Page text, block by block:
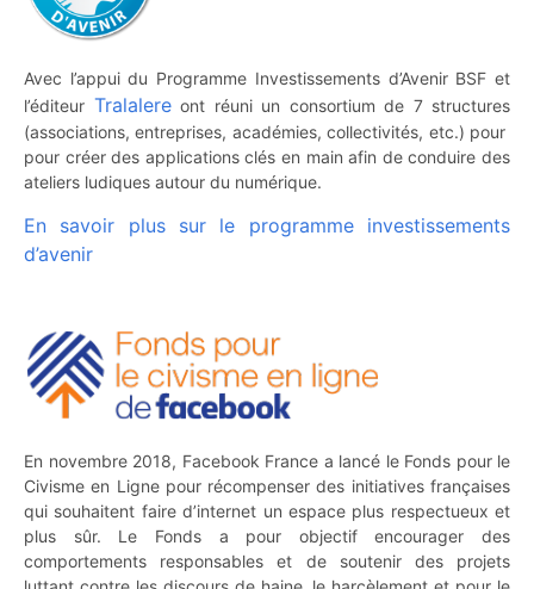
Avec l’appui du Programme Investissements d’Avenir BSF et
l’éditeur Tralalereont réuni un consortium de 7 structures
(associations, entreprises, académies, collectivités, etc.) pour
pour créer des applications clés en main afin de conduire des
ateliers ludiques autour du numérique.
En savoir plus sur le programme investissements
d’avenir
En novembre 2018, Facebook France a lancé le Fonds pour le
Civisme en Ligne pour récompenser des initiatives françaises
qui souhaitent faire d’internet un espace plus respectueux et
plus sûr. Le Fonds a pour objectif encourager des
comportements responsables et de soutenir des projets